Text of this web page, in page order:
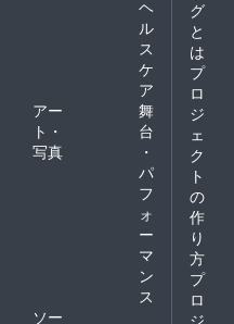
ヘ
ル
ス
ケ
ア
アー
ト・
写真
舞
台
・
パ
フ
ォ
ー
マ
ン
ス
ソー
グ
と
は
プ
ロ
ジ
ェ
ク
ト
の
作
り
方
プ
ロ